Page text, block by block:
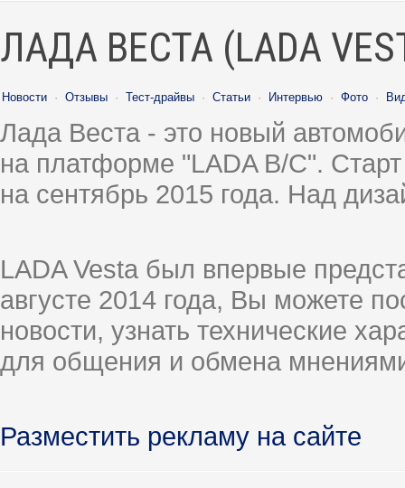
ЛАДА ВЕСТА (LADA
Новости · Отзывы · Тест-драйвы · Статьи · Интервью · Фото ·
Лада Веста - это новый
на платформе "LADA B/C".
на сентябрь 2015 года. Над
LADA Vesta был впервые
августе 2014 года, Вы можете
новости, узнать технические
для общения и обмена
Разместить рекламу на сайте